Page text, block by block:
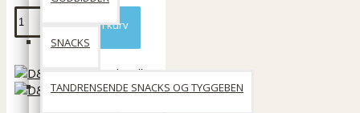
SNACKS
TANDRENSENDE SNACKS OG TYGGEBEN
Læg i kurv